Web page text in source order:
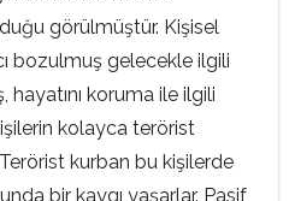
görülmüştür. Kişisel
bozulmuş gelecekle ilgili
hayatını koruma ile ilgili
kolayca terörist
kurban bu kişilerde
bir kaygı yaşarlar. Pasif